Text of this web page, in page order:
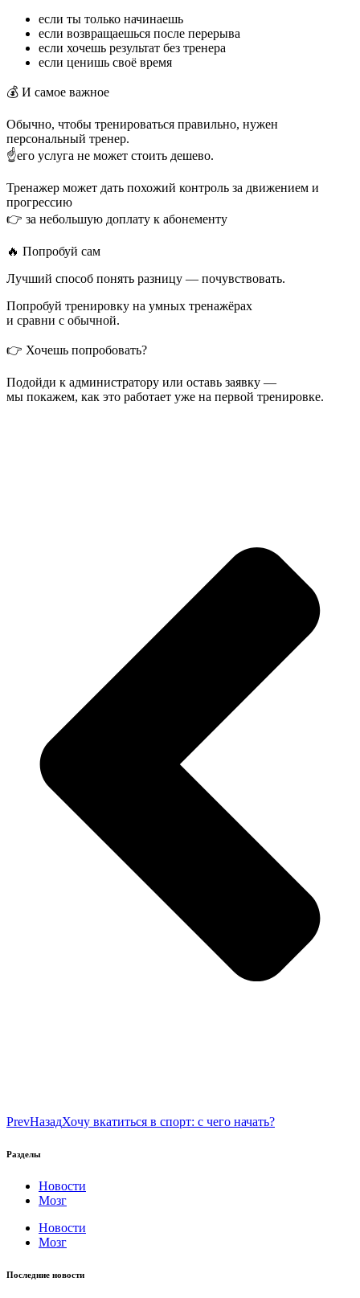
если ты только начинаешь
если возвращаешься после перерыва
если хочешь результат без тренера
если ценишь своё время
💰 И самое важное
Обычно, чтобы тренироваться правильно, нужен
персональный тренер.
☝️его услуга не может стоить дешево.
Тренажер может дать похожий контроль за движением и
прогрессию
👉 за небольшую доплату к абонементу
🔥 Попробуй сам
Лучший способ понять разницу — почувствовать.
Попробуй тренировку на умных тренажёрах
и сравни с обычной.
👉 Хочешь попробовать?
Подойди к администратору или оставь заявку —
мы покажем, как это работает уже на первой тренировке.
PrevНазадХочу вкатиться в спорт: с чего начать?
Разделы
Новости
Мозг
Новости
Мозг
Последние новости